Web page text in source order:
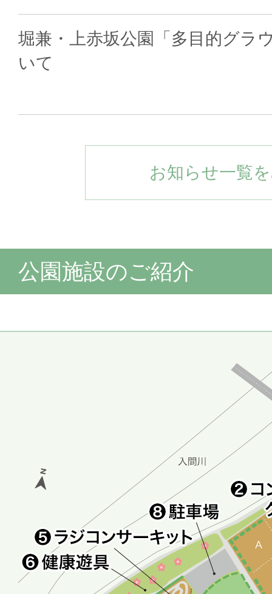
堀兼・上赤坂公園「多目的グラ
いて
お知らせ一覧
公園施設のご紹介